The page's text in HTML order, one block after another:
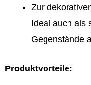
Zur
Ideal auch als
Gegenstände
Produktvorteile: